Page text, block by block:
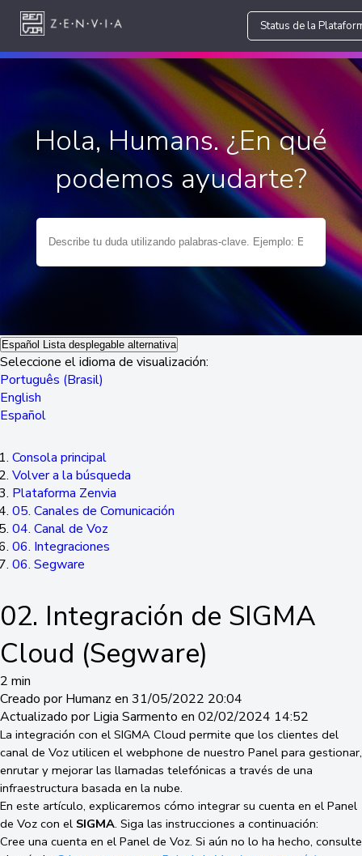
Status de la
Hola, Humans. ¿En qué
podemos ayudarte?
Español Lista desplegable alternativa
Seleccione el idioma de visualización:
Português (Brasil)
English
Español
Consola principal
Volver a la búsqueda
Plataforma Zenvia
05. Canales de Comunicación
04. Canal de Voz
06. Integraciones
06. Segware
02. Integración de SIGMA
Cloud (Segware)
2 min
Creado por Humanz en 31/05/2022 20:04
Actualizado por Ligia Sarmento en 02/02/2024 14:52
La integración con el SIGMA Cloud permite que los clientes del
canal de Voz utilicen el webphone de nuestro Panel para gestionar,
enrutar y mejorar las llamadas telefónicas a través de una
infraestructura basada en la nube.
En este artículo, explicaremos cómo integrar su cuenta en el Panel
de Voz con el SIGMA. Siga las instrucciones a continuación:
Cree una cuenta en el Panel de Voz. Si aún no lo ha hecho, consulte